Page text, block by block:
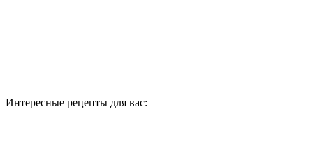
Интересные рецепты для вас: